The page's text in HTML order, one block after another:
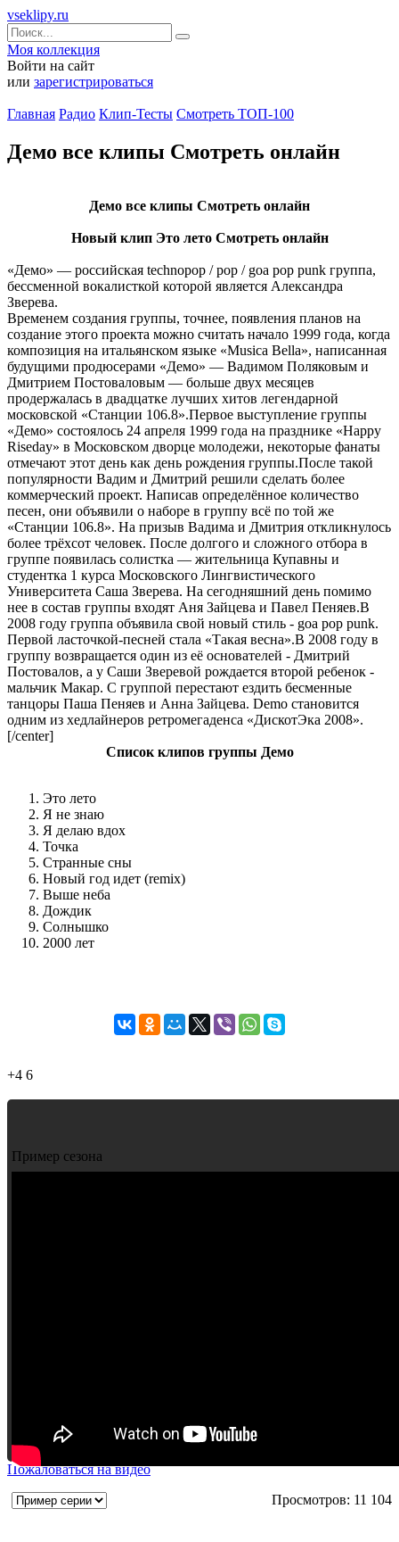
vseklipy.ru
Моя коллекция
Войти на сайт
или зарегистрироваться
Главная Радио Клип-Тесты Смотреть ТОП-100
Демо все клипы Смотреть онлайн
Демо все клипы Смотреть онлайн
Новый клип Это лето Смотреть онлайн
«Демо» — российская technopop / pop / goa pop punk группа,
бессменной вокалисткой которой является Александра
Зверева.
Временем создания группы, точнее, появления планов на
создание этого проекта можно считать начало 1999 года, когда
композиция на итальянском языке «Musica Bella», написанная
будущими продюсерами «Демо» — Вадимом Поляковым и
Дмитрием Постоваловым — больше двух месяцев
продержалась в двадцатке лучших хитов легендарной
московской «Станции 106.8».Первое выступление группы
«Демо» состоялось 24 апреля 1999 года на празднике «Happy
Riseday» в Московском дворце молодежи, некоторые фанаты
отмечают этот день как день рождения группы.После такой
популярности Вадим и Дмитрий решили сделать более
коммерческий проект. Написав определённое количество
песен, они объявили о наборе в группу всё по той же
«Станции 106.8». На призыв Вадима и Дмитрия откликнулось
более трёхсот человек. После долгого и сложного отбора в
группе появилась солистка — жительница Купавны и
студентка 1 курса Московского Лингвистического
Университета Саша Зверева. На сегодняшний день помимо
нее в состав группы входят Аня Зайцева и Павел Пеняев.В
2008 году группа объявила свой новый стиль - goa pop punk.
Первой ласточкой-песней стала «Такая весна».В 2008 году в
группу возвращается один из её основателей - Дмитрий
Постовалов, а у Саши Зверевой рождается второй ребенок -
мальчик Макар. С группой перестают ездить бесменные
танцоры Паша Пеняев и Анна Зайцева. Demo становится
одним из хедлайнеров ретромегаденса «ДискотЭка 2008».
[/center]
Список клипов группы Демо
Это лето
Я не знаю
Я делаю вдох
Точка
Странные сны
Новый год идет (remix)
Выше неба
Дождик
Солнышко
2000 лет
+4 6
Пример сезона
Пожаловаться на видео
Просмотров: 11 104